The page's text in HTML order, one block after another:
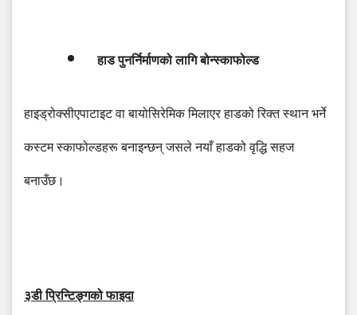
हाड पुनर्निर्माणको लागि बोन्स्काफोल्ड
हाइड्रोक्सीएपाटाइट वा बायोसिरेमिक मिलाएर हाडको रिक्त स्थान भर्ने
कस्टम स्काफोल्डहरू बनाइन्छन् जसले नयाँ हाडको वृद्धि सहज
बनाउँछ।
३डी प्रिन्टिङ्गको फाइदा